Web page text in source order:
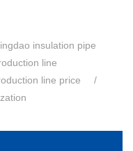
insulation pipe
line
line price